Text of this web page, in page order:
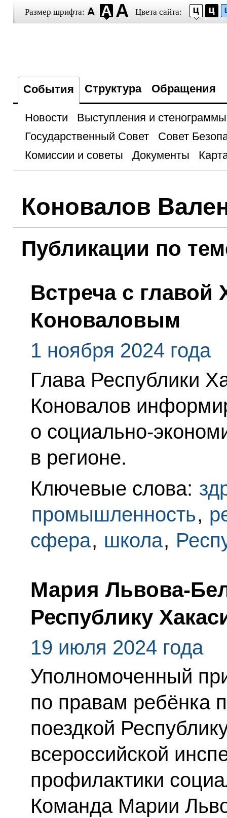
Размер шрифта: Цвета сайта:
События Структура Обращения
Новости
Выступления и стенограммы
Государственный Совет
Совет
Комиссии и советы
Документы
Коновалов
Публикации по
Встреча с главой
Коноваловым
1 ноября 2024 года
Глава Республики
Коновалов
о социально-
в регионе.
Ключевые слова:
промышленность,
сфера, школа,
Мария Львова-
Республику
19 июля 2024 года
Уполномоченный
по правам ребёнка
поездкой
всероссийской
профилактики
Команда Марии